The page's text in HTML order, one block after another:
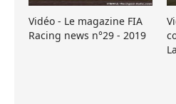
Vidéo - Le magazine FIA
Racing news n°29 - 2019